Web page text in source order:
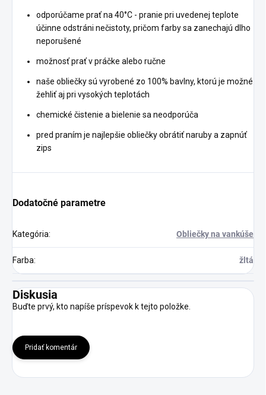
odporúčame prať na 40°C - pranie pri uvedenej teplote
účinne odstráni nečistoty, pričom farby sa zanechajú dlho
neporušené
možnosť prať v práčke alebo ručne
naše obliečky sú vyrobené zo 100% bavlny, ktorú je možné
žehliť aj pri vysokých teplotách
chemické čistenie a bielenie sa neodporúča
pred praním je najlepšie obliečky obrátiť naruby a zapnúť
zips
Dodatočné parametre
Kategória: Obliečky na vankúše
Farba: žltá
Diskusia
Buďte prvý, kto napíše príspevok k tejto položke.
Pridať komentár